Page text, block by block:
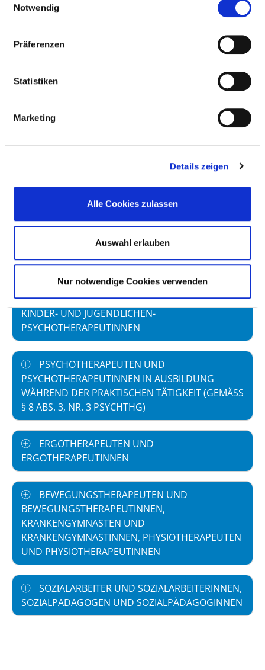
Notwendig
Präferenzen
Statistiken
Marketing
Details zeigen
Alle Cookies zulassen
Auswahl erlauben
Nur notwendige Cookies verwenden
BERUFSGRUPPE
ERLÄUTERUNG
ambulanten Versorgung
stationären Versorgung
2,83
PSYCHOLOGISCHE PSYCHOTHERAPEUTEN
PSYCHOTHERAPEUTINNEN
KINDER- UND
JUGENDLICHENPSYCHOTHERAPEUTEN UND
KINDER- UND JUGENDLICHEN-
PSYCHOTHERAPEUTINNEN
PSYCHOTHERAPEUTEN UND
PSYCHOTHERAPEUTINNEN IN AUSBILDUNG
WÄHREND DER PRAKTISCHEN TÄTIGKEIT (GEMÄSS §
8 ABS. 3, NR. 3 PSYCHTHG)
ERGOTHERAPEUTEN UND
ERGOTHERAPEUTINNEN
BEWEGUNGSTHERAPEUTEN UND
BEWEGUNGSTHERAPEUTINNEN,
KRANKENGYMNASTEN UND
KRANKENGYMNASTINNEN, PHYSIOTHERAPEUTEN
UND PHYSIOTHERAPEUTINNEN
SOZIALARBEITER UND SOZIALARBEITERINNEN,
SOZIALPÄDAGOGEN UND SOZIALPÄDAGOGINNEN